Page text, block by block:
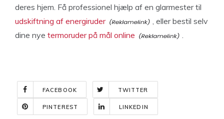
deres hjem. Få professionel hjælp af en glarmester til
udskiftning af energiruder
, eller bestil selv
dine nye termoruder på mål online .
FACEBOOK TWITTER
PINTEREST LINKEDIN